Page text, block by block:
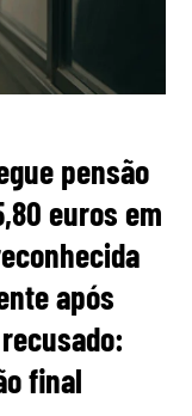
pensão
euros em
após
final